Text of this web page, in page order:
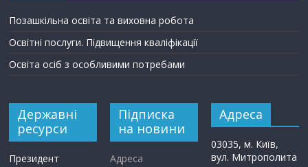
Позашкільна освіта та виховна робота
Освітні послуги. Підвищення кваліфікації
Освіта осіб з особливими потребами
Державні
ресурси
Президент
Підписка
на новини
Адреса
Адреса
03035, м. Київ,
вул. Митрополита